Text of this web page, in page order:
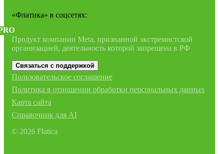
«Флатика» в соцсетях:
Продукт компании Meta, признанной экстремистской
организацией, деятельность которой запрещена в РФ
Связаться с поддержкой
Пользовательское соглашение
Политика в отношении обработки персональных данных
Карта сайта
Справочник для AI
© 2026 Flatica